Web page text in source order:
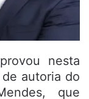
nesta
autoria do
que